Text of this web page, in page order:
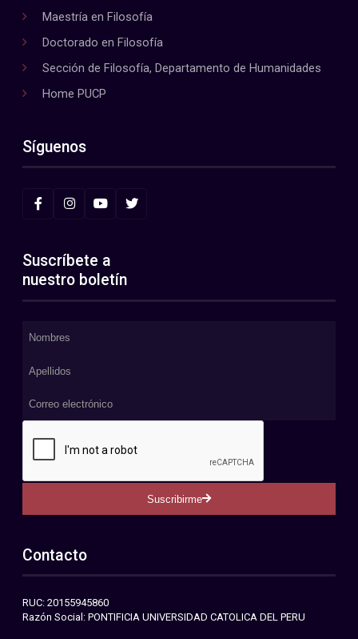
Maestría en Filosofía
Doctorado en Filosofía
Sección de Filosofía, Departamento de Humanidades
Home PUCP
Síguenos
Suscríbete a
nuestro boletín
Suscribirme
Contacto
RUC: 20155945860
Razón Social: PONTIFICIA UNIVERSIDAD CATOLICA DEL PERU